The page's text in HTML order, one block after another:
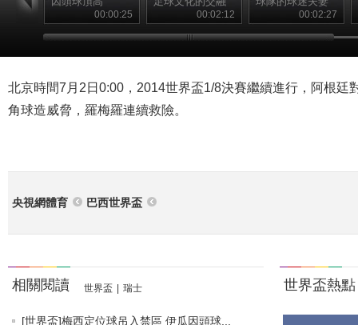
00:00:25 00:02:12 00:02:27
北京時間7月2日0:00，2014世界盃1/8決賽繼續進行，阿根廷
角球造威脅，羅梅羅連續救險。
央視網體育 巴西世界盃
相關閱讀 世界盃 瑞士
[世界盃]梅西定位球吊入禁區 伊瓜因頭球...
世界盃熱點